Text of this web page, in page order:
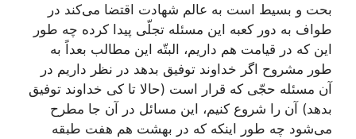
بحت و بسیط است به عالم شهادت اقتضا می‌کند در
طواف به دور کعبه این مسئله تجلّی پیدا کرده چه طور
این که در قیامت هم داریم، البتّه این مطالب بعداً به
طور مشروح اگر خداوند توفیق بدهد در نظر داریم در
آن مسئله حجّی که قرار است (حالا تا کی خداوند توفیق
بدهد) آن را شروع کنیم، این مسائل در آن جا مطرح
می‌شود چه طور اینکه که در بهشت هم هفت طبقه